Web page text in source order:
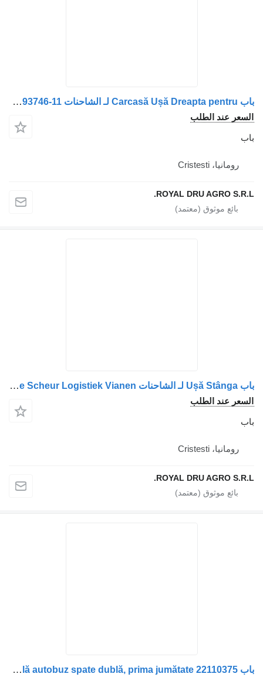
باب Carcasă Ușă Dreapta pentru لـ الشاحنات Volvo – Cod 3093746-11
الطلب
ROYAL DRU
باب Ușă Stânga لـ الشاحنات Volvo 20360849/20356230 cu Logo Van de Scheur Logistiek Vianen
الطلب
ROYAL DRU
باب Ușă laterală autobuz spate dublă, prima jumătate 22110375 لـ الشاحنات Volvo